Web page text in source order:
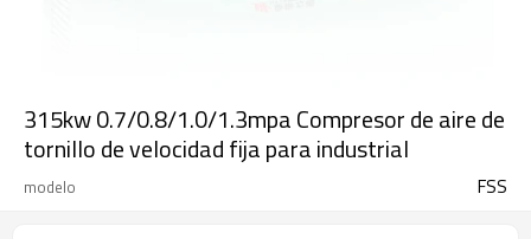
315kw 0.7/0.8/1.0/1.3mpa Compresor de aire de
tornillo de velocidad fija para industrial
modelo FSS